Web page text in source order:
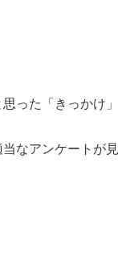
った「きっかけ
なアンケートが